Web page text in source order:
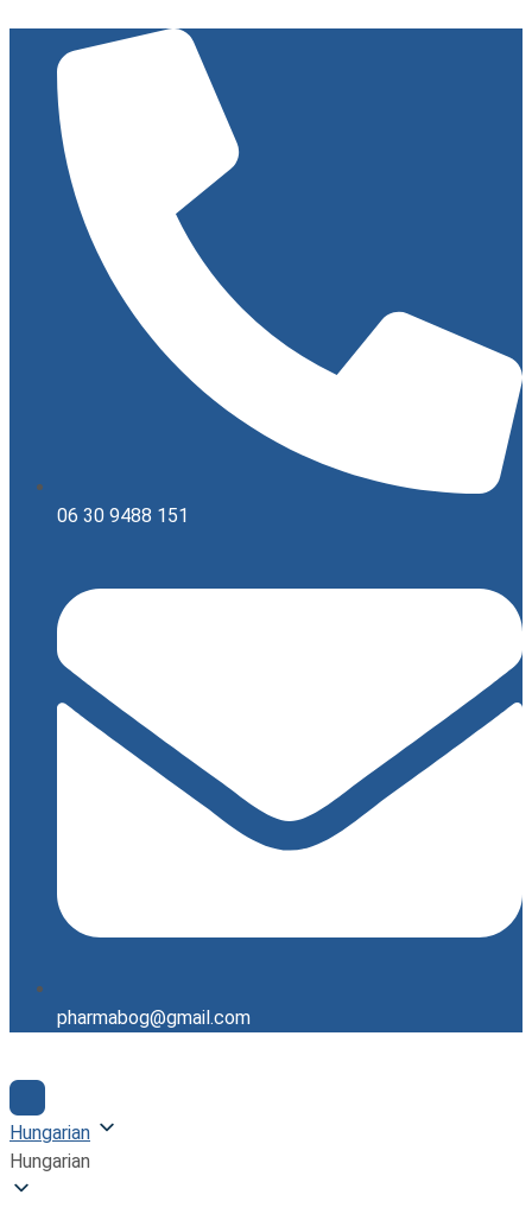
tartalomhoz
06 30 9488 151
pharmabog@gmail.com
Hungarian
Hungarian